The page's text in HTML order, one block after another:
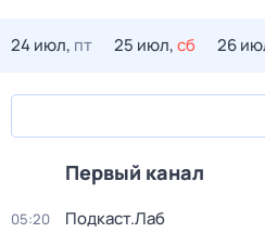
24 июл, пт 25 июл,сб 26
Первый канал
05:20 Подкаст.Лаб